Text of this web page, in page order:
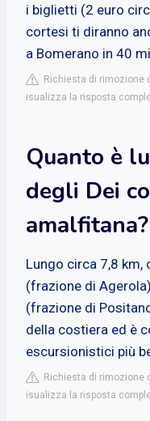
i biglietti (2 euro
cortesi ti diranno
a Bomerano in 40
Richiesta di rimozione
isualizza la risposta
Quanto è
degli Dei
amalfitana?
Lungo circa 7,8 km,
(frazione di
(frazione di
della costiera ed è
escursionistici più
Richiesta di rimozione
isualizza la risposta